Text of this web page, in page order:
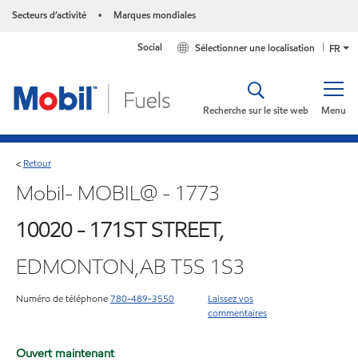
Secteurs d’activité • Marques mondiales
FR
Sélectionner une localisation
Social
Menu
Recherche sur le site web
< Retour
Mobil- MOBIL@ - 1773
10020 - 171ST STREET,
EDMONTON,AB T5S 1S3
Numéro de téléphone780-489-3550
Laissez vos
commentaires
Ouvert maintenant